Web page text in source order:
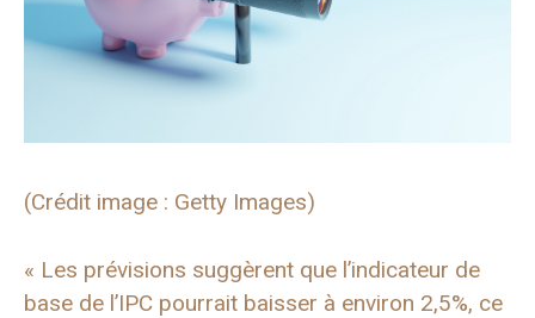
(Crédit image : Getty Images)
« Les prévisions suggèrent que l’indicateur de
base de l’IPC pourrait baisser à environ 2,5%, ce